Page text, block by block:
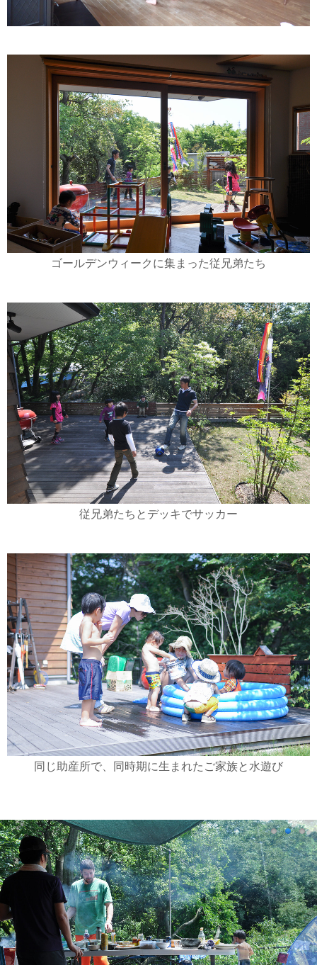
ゴールデンウィークに集まった従兄弟たち
従兄弟たちとデッキでサッカー
同じ助産所で、同時期に生まれたご家族と水遊び